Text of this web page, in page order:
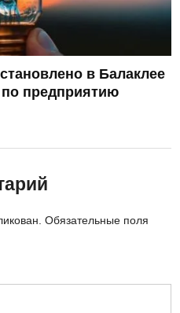
в Балаклее
по предприятию
Обязательные поля